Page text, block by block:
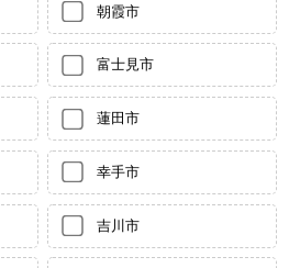
朝霞市
富士見市
蓮田市
幸手市
吉川市